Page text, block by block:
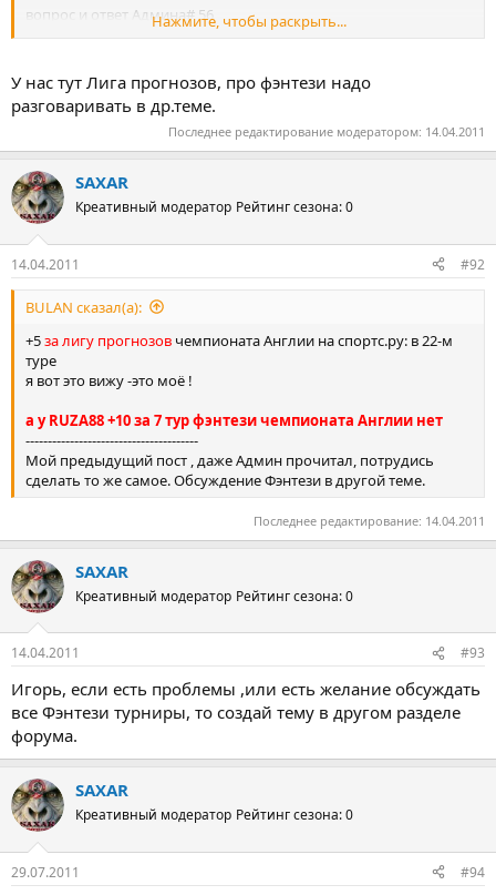
вопрос и ответ Админа# 56
Цитата:
-------------------------------
Владимир!
А если выиграл игрок с другого форума(у нас его нет),тогда
кому репа - никому что-ли ? Ведущий сказал ...что репу не
схавит никто !!! Вот тут хапуги собрались ! а я думал у нас
турниры...
их было 2-ое ,один отвалил один играет
ведущий искал и просил откликнутся,но до сих пор тишина,да
и ведущий поменялся
Нажмите, чтобы раскрыть...
У нас тут Лига прогнозов, про фэнтези надо
разговаривать в др.теме.
Последнее редактирование модератором: 14.04.2011
SAXAR
Креативный модератор Рейтинг сезона: 0
14.04.2011 #92
BULAN сказал(а):
+5за лигу прогнозов чемпионата Англии на спортс.ру: в 22-м
туре
я вот это вижу -это моё !
а у RUZA88 +10 за 7 тур фэнтези чемпионата Англии нет
---------------------------------------
Мой предыдущий пост , даже Админ прочитал, потрудись
сделать то же самое. Обсуждение Фэнтези в другой теме.
Последнее редактирование: 14.04.2011
SAXAR
Креативный модератор Рейтинг сезона: 0
14.04.2011 #93
Игорь, если есть проблемы ,или есть желание обсуждать
все Фэнтези турниры, то создай тему в другом разделе
форума.
SAXAR
Креативный модератор Рейтинг сезона: 0
29.07.2011 #94